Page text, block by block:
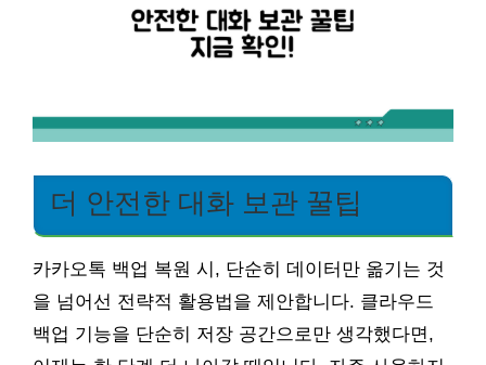
더 안전한 대화 보관 꿀팁
카카오톡 백업 복원 시, 단순히 데이터만 옮기는 것
을 넘어선 전략적 활용법을 제안합니다. 클라우드
백업 기능을 단순히 저장 공간으로만 생각했다면,